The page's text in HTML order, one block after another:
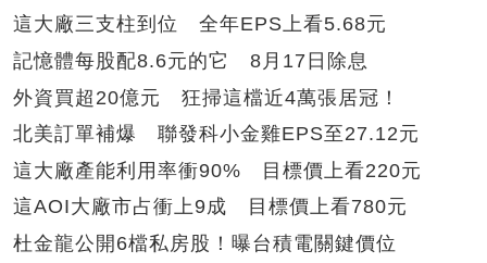
這大廠三支柱到位 全年EPS上看5.68元
記憶體每股配8.6元的它 8月17日除息
外資買超20億元 狂掃這檔近4萬張居冠！
北美訂單補爆 聯發科小金雞EPS至27.12元
這大廠產能利用率衝90% 目標價上看220元
這AOI大廠市占衝上9成 目標價上看780元
杜金龍公開6檔私房股！曝台積電關鍵價位